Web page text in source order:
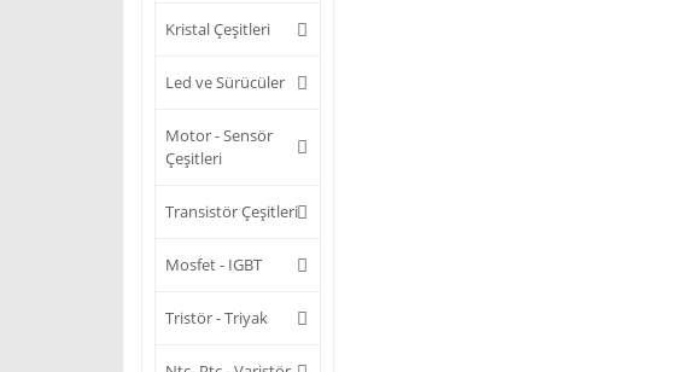
Kristal Çeşitleri
Led ve Sürücüler
Motor - Sensör
Çeşitleri
Transistör Çeşitleri
Mosfet - IGBT
Tristör - Triyak